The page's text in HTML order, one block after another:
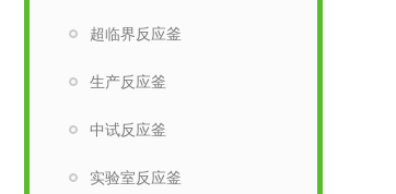
超临界反应釜
生产反应釜
中试反应釜
实验室反应釜